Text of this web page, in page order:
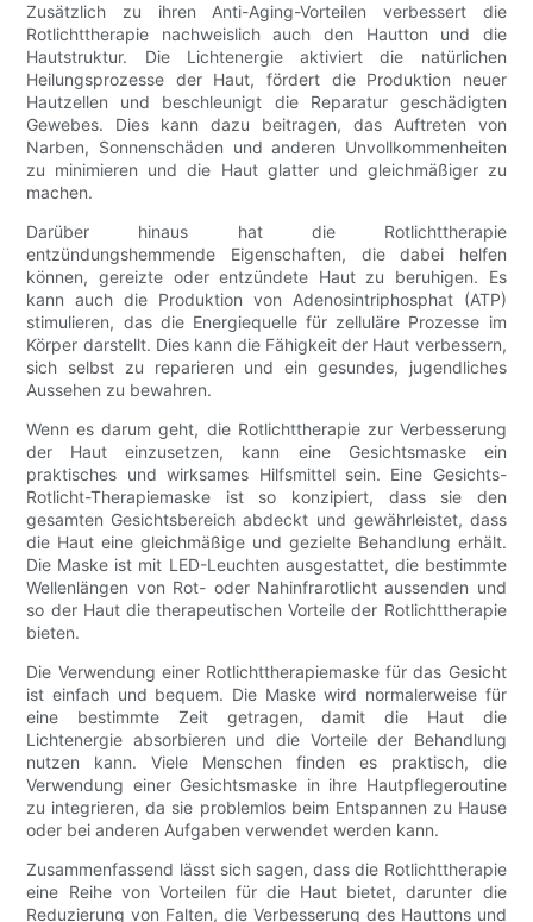
Zusätzlich zu ihren Anti-Aging-Vorteilen verbessert die
Rotlichttherapie nachweislich auch den Hautton und die
Hautstruktur. Die Lichtenergie aktiviert die natürlichen
Heilungsprozesse der Haut, fördert die Produktion neuer
Hautzellen und beschleunigt die Reparatur geschädigten
Gewebes. Dies kann dazu beitragen, das Auftreten von
Narben, Sonnenschäden und anderen Unvollkommenheiten
zu minimieren und die Haut glatter und gleichmäßiger zu
machen.
Darüber hinaus hat die Rotlichttherapie
entzündungshemmende Eigenschaften, die dabei helfen
können, gereizte oder entzündete Haut zu beruhigen. Es
kann auch die Produktion von Adenosintriphosphat (ATP)
stimulieren, das die Energiequelle für zelluläre Prozesse im
Körper darstellt. Dies kann die Fähigkeit der Haut verbessern,
sich selbst zu reparieren und ein gesundes, jugendliches
Aussehen zu bewahren.
Wenn es darum geht, die Rotlichttherapie zur Verbesserung
der Haut einzusetzen, kann eine Gesichtsmaske ein
praktisches und wirksames Hilfsmittel sein. Eine Gesichts-
Rotlicht-Therapiemaske ist so konzipiert, dass sie den
gesamten Gesichtsbereich abdeckt und gewährleistet, dass
die Haut eine gleichmäßige und gezielte Behandlung erhält.
Die Maske ist mit LED-Leuchten ausgestattet, die bestimmte
Wellenlängen von Rot- oder Nahinfrarotlicht aussenden und
so der Haut die therapeutischen Vorteile der Rotlichttherapie
bieten.
Die Verwendung einer Rotlichttherapiemaske für das Gesicht
ist einfach und bequem. Die Maske wird normalerweise für
eine bestimmte Zeit getragen, damit die Haut die
Lichtenergie absorbieren und die Vorteile der Behandlung
nutzen kann. Viele Menschen finden es praktisch, die
Verwendung einer Gesichtsmaske in ihre Hautpflegeroutine
zu integrieren, da sie problemlos beim Entspannen zu Hause
oder bei anderen Aufgaben verwendet werden kann.
Zusammenfassend lässt sich sagen, dass die Rotlichttherapie
eine Reihe von Vorteilen für die Haut bietet, darunter die
Reduzierung von Falten, die Verbesserung des Hauttons und